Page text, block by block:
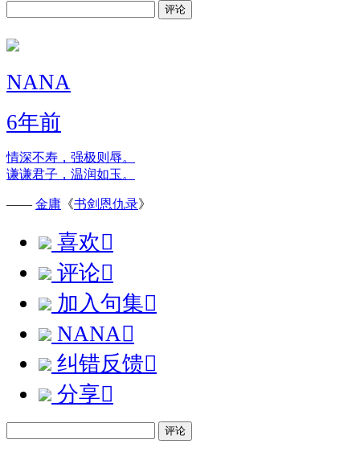
评论
NANA
6年前
情深不寿，强极则辱。
谦谦君子，温润如玉。
—— 金庸 《书剑恩仇录》
喜欢
评论
加入句集
NANA
纠错反馈
分享
评论